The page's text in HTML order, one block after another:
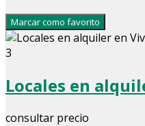
Marcar como favorito
3
Locales en
consultar precio